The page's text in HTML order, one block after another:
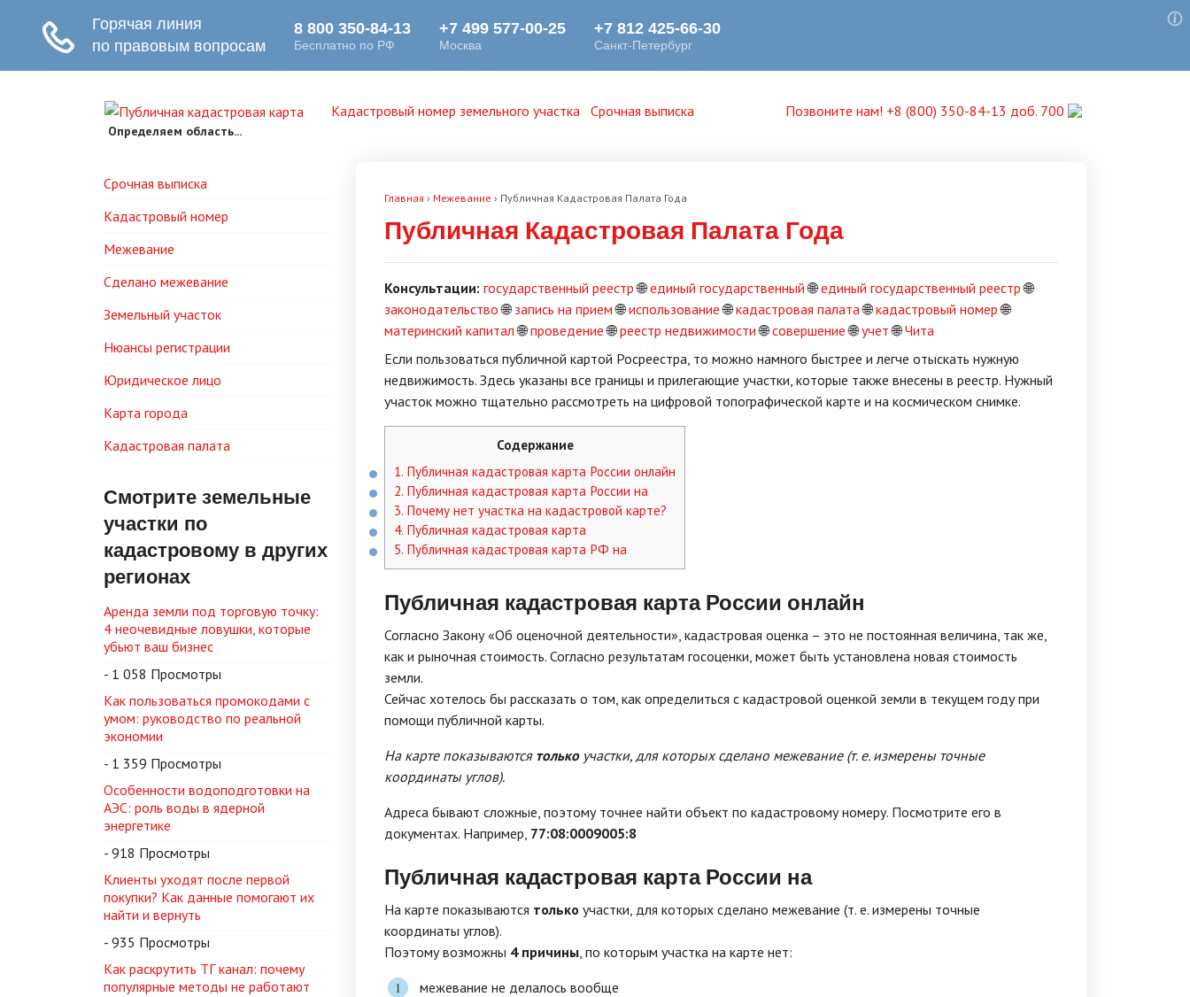
Кадастровый номер земельного участка Срочная выписка Позвоните нам! +8 (800) 350-84-13 доб. 700
Определяем область...
Главная › Межевание › Публичная Кадастровая Палата Года
Публичная Кадастровая Палата Года
Консультации: государственный реестр🌐единый государственный🌐единый государственный реестр🌐
законодательство🌐запись на прием🌐использование🌐кадастровая палата🌐кадастровый номер🌐
материнский капитал🌐проведение🌐реестр недвижимости🌐совершение🌐учет🌐Чита
Если пользоваться публичной картой Росреестра, то можно намного быстрее и легче отыскать нужную
недвижимость. Здесь указаны все границы и прилегающие участки, которые также внесены в реестр. Нужный
участок можно тщательно рассмотреть на цифровой топографической карте и на космическом снимке.
Содержание
1. Публичная кадастровая карта России онлайн
2. Публичная кадастровая карта России на
3. Почему нет участка на кадастровой карте?
4. Публичная кадастровая карта
5. Публичная кадастровая карта РФ на
Публичная кадастровая карта России онлайн
Согласно Закону «Об оценочной деятельности», кадастровая оценка – это не постоянная величина, так же,
как и рыночная стоимость. Согласно результатам госоценки, может быть установлена новая стоимость
земли.
Сейчас хотелось бы рассказать о том, как определиться с кадастровой оценкой земли в текущем году при
помощи публичной карты.
На карте показываются толькоучастки, для которых сделано межевание (т. е. измерены точные
координаты углов).
Адреса бывают сложные, поэтому точнее найти объект по кадастровому номеру. Посмотрите его в
документах. Например, 77:08:0009005:8
Публичная кадастровая карта России на
На карте показываются только участки, для которых сделано межевание (т. е. измерены точные
координаты углов).
Поэтому возможны 4 причины, по которым участка на карте нет:
межевание не делалось вообще
Срочная выписка
Кадастровый номер
Межевание
Сделано межевание
Земельный участок
Нюансы регистрации
Юридическое лицо
Карта города
Кадастровая палата
Смотрите земельные
участки по
кадастровому в других
регионах
Аренда земли под торговую точку:
4 неочевидные ловушки, которые
убьют ваш бизнес
- 1 058 Просмотры
Как пользоваться промокодами с
умом: руководство по реальной
экономии
- 1 359 Просмотры
Особенности водоподготовки на
АЭС: роль воды в ядерной
энергетике
- 918 Просмотры
Клиенты уходят после первой
покупки? Как данные помогают их
найти и вернуть
- 935 Просмотры
Как раскрутить ТГ канал: почему
популярные методы не работают